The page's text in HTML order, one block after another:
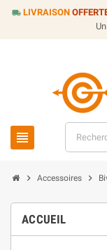
local_shipping LIVRAISON
view_headline
chevron_right Accessoires chevron_right
ACCUEIL